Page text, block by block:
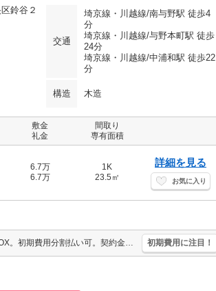
鈴谷２
交通
埼京線・川越線/南与野駅 徒歩4
分
埼京線・川越線/与野本町駅 徒歩
24分
埼京線・川越線/中浦和駅 徒歩22
分
構造 木造
敷金
礼金
間取り
専有面積
6.7万
6.7万
1K
23.5㎡
詳細を見る
お気に入り
買い物便利。生活環境良好。Wi-Fi無料。便利な宅配BOX。初期費用分割払い可。契約金（初期費用）クレジット決済可。保証会社加入要(月額総支払額の50%、10,000円/年)。 初期費用に注目！